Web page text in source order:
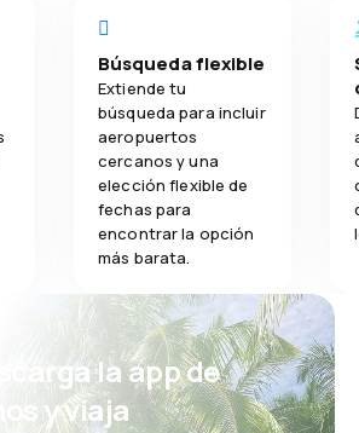
Búsqueda flexible
Extiende tu
búsqueda para incluir
aeropuertos
cercanos y una
elección flexible de
fechas para
encontrar la opción
más barata.
la app de
y viaja